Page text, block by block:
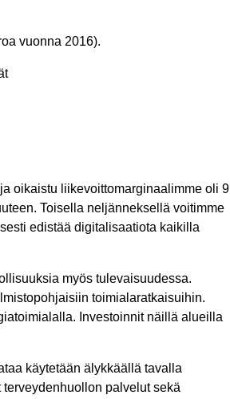
vuonna 2016).
oikaistu liikevoittomarginaalimme oli 9
Toisella neljänneksellä voitimme
edistää digitalisaatiota kaikilla
myös tulevaisuudessa.
toimialaratkaisuihin.
Investoinnit näillä alueilla
käytetään älykkäällä tavalla
palvelut sekä